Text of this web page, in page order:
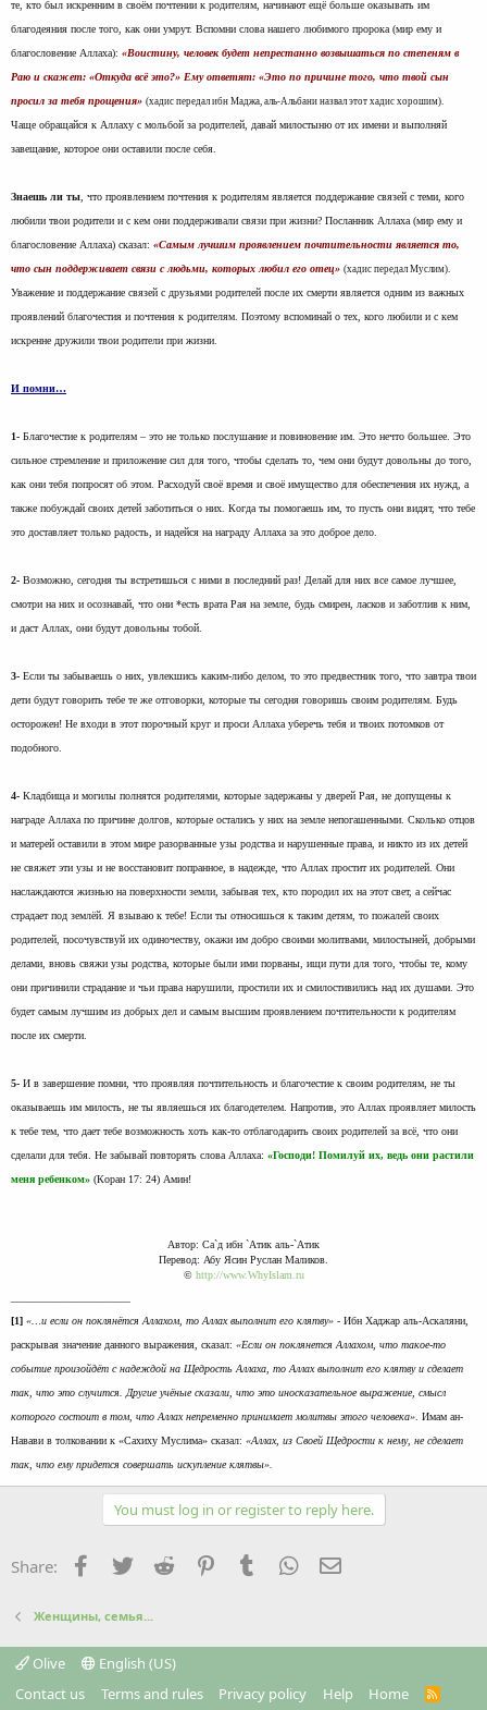
те, кто был искренним в своём почтении к родителям, начинают ещё больше оказывать им
благодеяния после того, как они умрут. Вспомни слова нашего любимого пророка (мир ему и
благословение Аллаха): «Воистину, человек будет непрестанно возвышаться по степеням в
Раю и скажет: «Откуда всё это?» Ему ответят: «Это по причине того, что твой сын
просил за тебя прощения» (хадис передал ибн Маджа, аль-Альбани назвал этот хадис хорошим).
Чаще обращайся к Аллаху с мольбой за родителей, давай милостыню от их имени и выполняй
завещание, которое они оставили после себя.
Знаешь ли ты , что проявлением почтения к родителям является поддержание связей с теми, кого
любили твои родители и с кем они поддерживали связи при жизни? Посланник Аллаха (мир ему и
благословение Аллаха) сказал: «Самым лучшим проявлением почтительности является то,
что сын поддерживает связи с людьми, которых любил его отец» (хадис передал Муслим).
Уважение и поддержание связей с друзьями родителей после их смерти является одним из важных
проявлений благочестия и почтения к родителям. Поэтому вспоминай о тех, кого любили и с кем
искренне дружили твои родители при жизни.
И помни…
1- Благочестие к родителям – это не только послушание и повиновение им. Это нечто большее. Это
сильное стремление и приложение сил для того, чтобы сделать то, чем они будут довольны до того,
как они тебя попросят об этом. Расходуй своё время и своё имущество для обеспечения их нужд, а
также побуждай своих детей заботиться о них. Когда ты помогаешь им, то пусть они видят, что тебе
это доставляет только радость, и надейся на награду Аллаха за это доброе дело.
2- Возможно, сегодня ты встретишься с ними в последний раз! Делай для них все самое лучшее,
смотри на них и осознавай, что они *есть врата Рая на земле, будь смирен, ласков и заботлив к ним,
и даст Аллах, они будут довольны тобой.
3- Если ты забываешь о них, увлекшись каким-либо делом, то это предвестник того, что завтра твои
дети будут говорить тебе те же отговорки, которые ты сегодня говоришь своим родителям. Будь
осторожен! Не входи в этот порочный круг и проси Аллаха уберечь тебя и твоих потомков от
подобного.
4- Кладбища и могилы полнятся родителями, которые задержаны у дверей Рая, не допущены к
награде Аллаха по причине долгов, которые остались у них на земле непогашенными. Сколько отцов
и матерей оставили в этом мире разорванные узы родства и нарушенные права, и никто из их детей
не свяжет эти узы и не восстановит попранное, в надежде, что Аллах простит их родителей. Они
наслаждаются жизнью на поверхности земли, забывая тех, кто породил их на этот свет, а сейчас
страдает под землёй. Я взываю к тебе! Если ты относишься к таким детям, то пожалей своих
родителей, посочувствуй их одиночеству, окажи им добро своими молитвами, милостыней, добрыми
делами, вновь свяжи узы родства, которые были ими порваны, ищи пути для того, чтобы те, кому
они причинили страдание и чьи права нарушили, простили их и смилостивились над их душами. Это
будет самым лучшим из добрых дел и самым высшим проявлением почтительности к родителям
после их смерти.
5- И в завершение помни, что проявляя почтительность и благочестие к своим родителям, не ты
оказываешь им милость, не ты являешься их благодетелем. Напротив, это Аллах проявляет милость
к тебе тем, что дает тебе возможность хоть как-то отблагодарить своих родителей за всё, что они
сделали для тебя. Не забывай повторять слова Аллаха: «Господи! Помилуй их, ведь они растили
меня ребенком» (Коран 17: 24) Амин!
Автор: Са`д ибн `Атик аль-`Атик
Перевод: Абу Ясин Руслан Маликов.
© http://www.WhyIslam.ru
[1] «…и если он поклянётся Аллахом, то Аллах выполнит его клятву» - Ибн Хаджар аль-Аскаляни,
раскрывая значение данного выражения, сказал: «Если он поклянется Аллахом, что такое-то
событие произойдёт с надеждой на Щедрость Аллаха, то Аллах выполнит его клятву и сделает
так, что это случится. Другие учёные сказали, что это иносказательное выражение, смысл
которого состоит в том, что Аллах непременно принимает молитвы этого человека» . Имам ан-
Навави в толковании к «Сахиху Муслима» сказал: «Аллах, из Своей Щедрости к нему, не сделает
так, что ему придется совершать искупление клятвы».
You must log in or register to reply here.
Share: Facebook
Twitter Reddit PinterestTumblr WhatsApp
Женщины, семья...
Olive
English (US)
Contact us
Terms and rules Privacy policy Help Home
R